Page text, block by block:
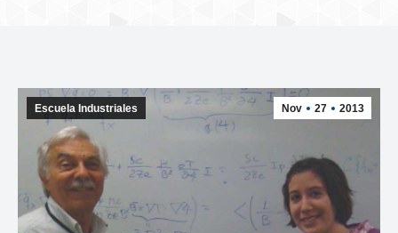
Nov 27 2013
Escuela Industriales